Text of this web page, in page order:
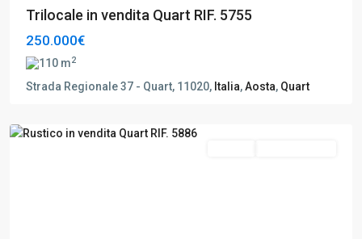
Trilocale in vendita Quart RIF. 5755
250.000€
110 m2
Strada Regionale 37 - Quart, 11020, Italia,Aosta, Quart
Quart,